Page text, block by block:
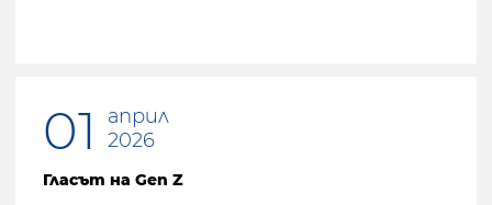
01
април
2026
Гласът на Gen Z